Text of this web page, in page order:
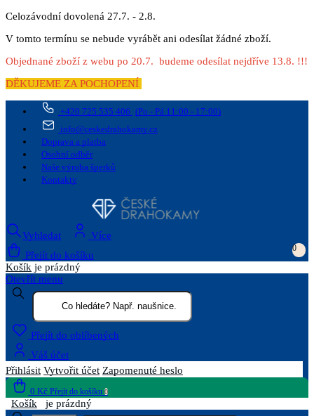
Celozávodní dovolená 27.7. - 2.8.
V tomto termínu se nebude vyrábět ani odesílat žádné zboží.
Objednané zboží z webu po 20.7. budeme odesílat nejdříve 13.8. !!!
DĚKUJEME ZA POCHOPENÍ
+420 725 535 406 (Po - Pá 11:00 - 17:00)
info@ceskedrahokamy.cz
Doprava a platba
Osobní odběr
Naše výroba šperků
Kontakty
Vyhledat
Více
Přejít do košíku
0
Košík je prázdný
Otevřít menu
Přejít do oblíbených
Váš účet
Přihlásit Vytvořit účet Zapomenuté heslo
0 Kč Přejít do košíku 0
Košík je prázdný